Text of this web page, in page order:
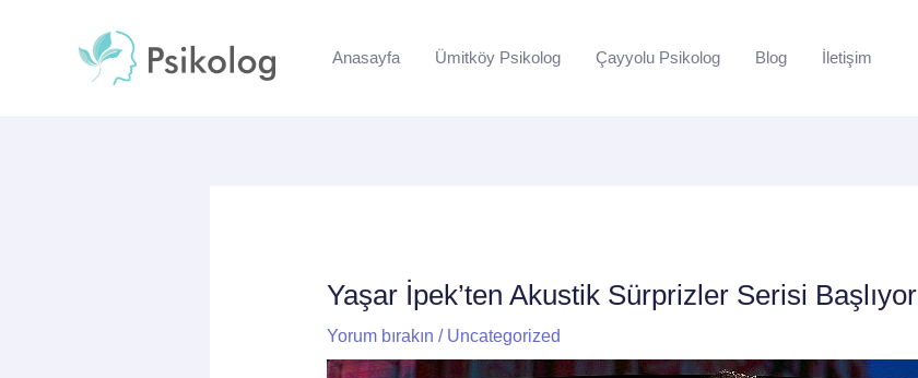
Anasayfa
Ümitköy Psikolog Çayyolu Psikolog Blog İletişim
Yaşar İpek’ten Akustik Sürprizler Serisi Başlıyor
Yorum bırakın / Uncategorized
dolaşımı